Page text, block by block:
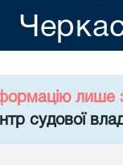
лише
судової